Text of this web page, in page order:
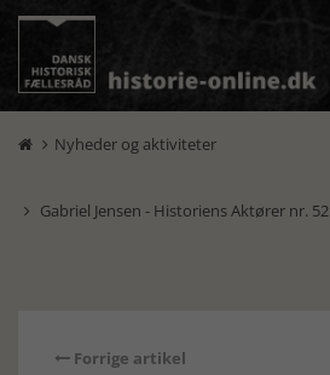
 Nyheder og aktiviteter
 Gabriel Jensen - Historiens Aktører nr. 52
Forrige artikel